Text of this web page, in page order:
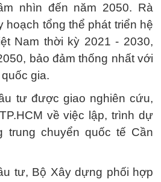
nhìn đến năm 2050. Rà
hoạch tổng thể phát triển hệ
Nam thời kỳ 2021 - 2030,
bảo đảm thống nhất với
gia.
tư được giao nghiên cứu,
về việc lập, trình dự
trung chuyển quốc tế Cần
tư, Bộ Xây dựng phối hợp